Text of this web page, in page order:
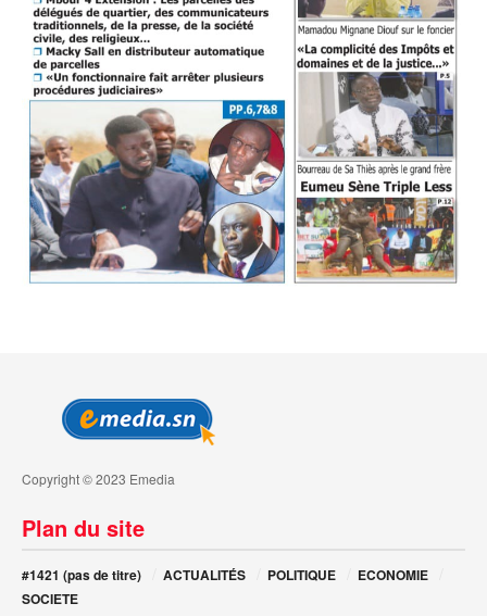
Copyright © 2023 Emedia
Plan du site
#1421 (pas de titre) ACTUALITÉS POLITIQUE
ECONOMIE
SOCIETE